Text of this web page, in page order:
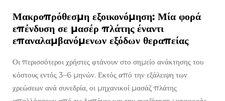
Μακροπρόθεσμη εξοικονόμηση: Μία φορά
επένδυση σε μασέρ πλάτης έναντι
επαναλαμβανόμενων εξόδων θεραπείας
Οι περισσότεροι χρήστες φτάνουν στο σημείο ανάκτησης του
κόστους εντός 3–6 μηνών. Εκτός από την εξάλειψη των
χρεώσεων ανά συνεδρία, οι μηχανικοί μασάζ πλάτης